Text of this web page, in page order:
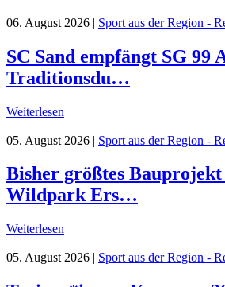
06. August 2026 | Sport aus der Region -
SC Sand empfängt SG 99
Traditionsdu…
Weiterlesen
05. August 2026 | Sport aus der Region -
Bisher größtes
Wildpark Ers…
Weiterlesen
05. August 2026 | Sport aus der Region -